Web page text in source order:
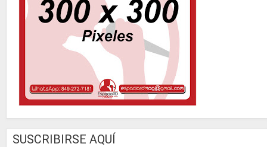
SUSCRIBIRSE AQUÍ